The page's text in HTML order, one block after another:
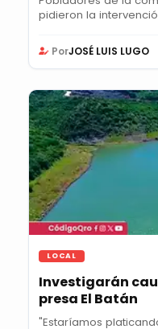
pidieron la
PorJOSÉ LUIS LUGO
LOCAL
Investigarán
presa El Batán
"Estaríamos